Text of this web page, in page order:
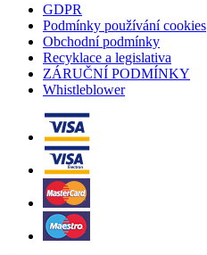
GDPR
Podmínky používání cookies
Obchodní podmínky
Recyklace a legislativa
ZÁRUČNÍ PODMÍNKY
Whistleblower